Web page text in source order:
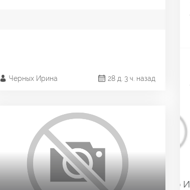
28 д. 3 ч. назад
Черных Ирина